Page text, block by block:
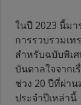
ในปี 2023 นี้ม
การรวบรวมเ
สำหรับฉบับพิเ
บันดาลใจจากเ
ช่วง 20 ปีที่ผ่า
ประจำปีเหล่านี้